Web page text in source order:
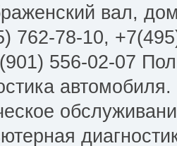
вал,
762-78-10,
556-02-07